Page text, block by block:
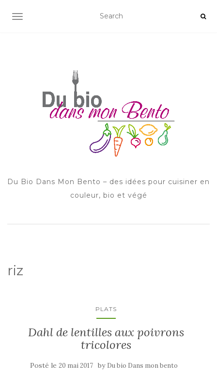
AFFICHER/MASQUER LA NAVIGATION
Du Bio Dans Mon Bento – des idées pour cuisiner en
couleur, bio et végé
riz
PLATS
Dahl de lentilles aux poivrons
tricolores
Posté le 20 mai 2017 by Du bio Dans mon bento